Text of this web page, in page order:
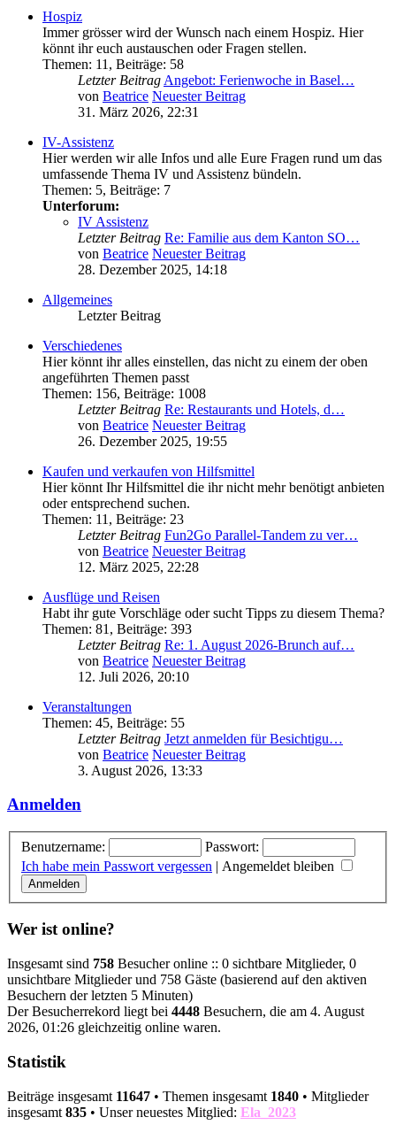
Hospiz
Immer grösser wird der Wunsch nach einem Hospiz. Hier
könnt ihr euch austauschen oder Fragen stellen.
Themen: 11 , Beiträge: 58
Letzter Beitrag Angebot: Ferienwoche in Basel…
von Beatrice Neuester Beitrag
31. März 2026, 22:31
IV-Assistenz
Hier werden wir alle Infos und alle Eure Fragen rund um das
umfassende Thema IV und Assistenz bündeln.
Themen: 5, Beiträge: 7
Unterforum:
IV Assistenz
Letzter Beitrag Re: Familie aus dem Kanton SO…
von Beatrice Neuester Beitrag
28. Dezember 2025, 14:18
Allgemeines
Letzter Beitrag
Verschiedenes
Hier könnt ihr alles einstellen, das nicht zu einem der oben
angeführten Themen passt
Themen: 156, Beiträge: 1008
Letzter Beitrag Re: Restaurants und Hotels, d…
von Beatrice Neuester Beitrag
26. Dezember 2025, 19:55
Kaufen und verkaufen von Hilfsmittel
Hier könnt Ihr Hilfsmittel die ihr nicht mehr benötigt anbieten
oder entsprechend suchen.
Themen: 11 , Beiträge: 23
Letzter Beitrag Fun2Go Parallel-Tandem zu ver…
von Beatrice Neuester Beitrag
12. März 2025, 22:28
Ausflüge und Reisen
Habt ihr gute Vorschläge oder sucht Tipps zu diesem Thema?
Themen: 81 , Beiträge: 393
Letzter Beitrag Re: 1. August 2026-Brunch auf…
von Beatrice Neuester Beitrag
12. Juli 2026, 20:10
Veranstaltungen
Themen: 45, Beiträge: 55
Letzter Beitrag Jetzt anmelden für Besichtigu…
von Beatrice Neuester Beitrag
3. August 2026, 13:33
Anmelden
Benutzername:
Passwort:
Ich habe mein Passwort vergessen | Angemeldet bleiben
Wer ist online?
Insgesamt sind 758 Besucher online :: 0 sichtbare Mitglieder, 0
unsichtbare Mitglieder und 758 Gäste (basierend auf den aktiven
Besuchern der letzten 5 Minuten)
Der Besucherrekord liegt bei 4448 Besuchern, die am 4. August
2026, 01:26 gleichzeitig online waren.
Statistik
Beiträge insgesamt 11647 • Themen insgesamt 1840 • Mitglieder
insgesamt 835 • Unser neuestes Mitglied: Ela_2023